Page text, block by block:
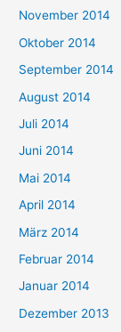
November 2014
Oktober 2014
September 2014
August 2014
Juli 2014
Juni 2014
Mai 2014
April 2014
März 2014
Februar 2014
Januar 2014
Dezember 2013